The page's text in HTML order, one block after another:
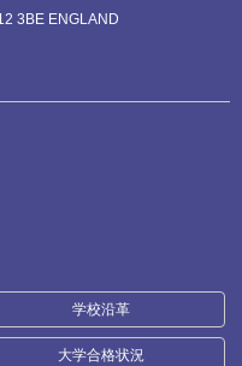
3BE ENGLAND
学校沿革
大学合格状況